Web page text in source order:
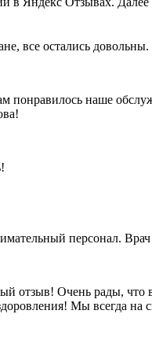
все остались
понравилось наше
персонал.
отзыв! Очень рады,
Мы всегда на